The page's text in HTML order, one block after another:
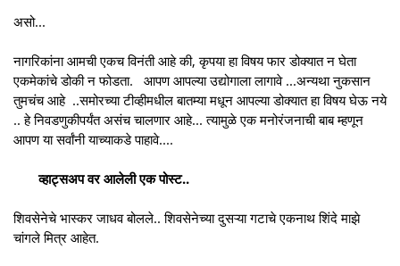
असो...
नागरिकांना आमची एकच विनंती आहे की, कृपया हा विषय फार डोक्यात न घेता
एकमेकांचे डोकी न फोडता. आपण आपल्या उद्योगाला लागावे ...अन्यथा नुकसान
तुमचंच आहे ..समोरच्या टीव्हीमधील बातम्या मधून आपल्या डोक्यात हा विषय घेऊ नये
.. हे निवडणुकीपर्यंत असंच चालणार आहे... त्यामुळे एक मनोरंजनाची बाब म्हणून
आपण या सर्वांनी याच्याकडे पाहावे....
व्हाट्सअप वर आलेली एक पोस्ट..
शिवसेनेचे भास्कर जाधव बोलले.. शिवसेनेच्या दुसऱ्या गटाचे एकनाथ शिंदे माझे
चांगले मित्र आहेत.